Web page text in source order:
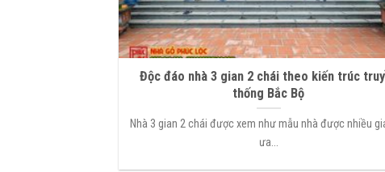
Độc đáo nhà 3 gian 2 chái theo kiến trúc
thống Bắc Bộ
Nhà 3 gian 2 chái được xem như mẫu nhà được nhiều
ưa...